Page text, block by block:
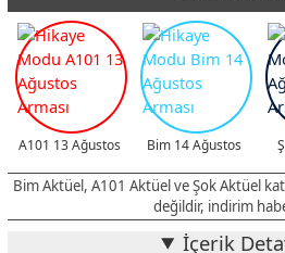
Kaanlar Akhisar Uslu Siyah Zeytin 1
Fide Közlenmiş Patlıcan 650 g
Kent Boringer Natürel Sızma
Sana Margarin Klasik Kase 250
Yeni Kavaklıdere Beyaz Sirke 2
Dardanel Ton Balığı Eko Poşet
Seres Et ve Tavuk Sosu
A101 13 Ağustos Bim 14 Ağustos
Bim Aktüel, A101 Aktüel ve Şok Aktüel
değildir, indirim
İçerik